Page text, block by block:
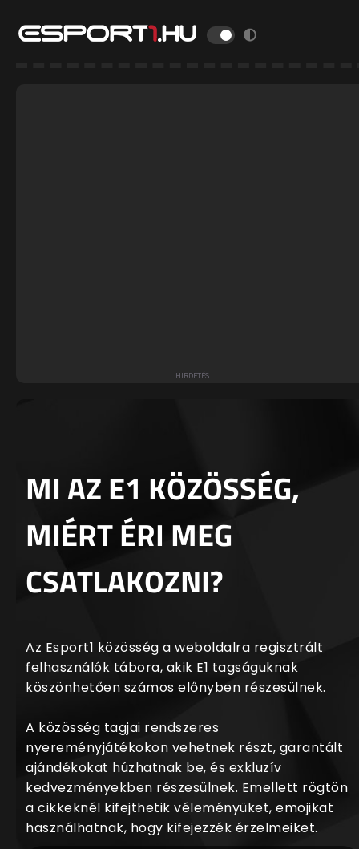
MI AZ E1 KÖZÖSSÉG,
MIÉRT ÉRI MEG
CSATLAKOZNI?
Az Esport1 közösség a weboldalra regisztrált
felhasználók tábora, akik E1 tagságuknak
köszönhetően számos előnyben részesülnek.
A közösség tagjai rendszeres
nyereményjátékokon vehetnek részt, garantált
ajándékokat húzhatnak be, és exkluzív
kedvezményekben részesülnek. Emellett rögtön
a cikkeknél kifejthetik véleményüket, emojikat
használhatnak, hogy kifejezzék érzelmeiket.